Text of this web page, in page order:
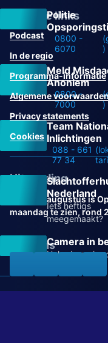
Politie
0800 -
6070
)
Meld
Anoniem
0800 -
7000
)
Team
Inlichtingen
088 - 661
77 34
Nederland
Iets heftigs
meegemaakt?
Camera in
Help de
Overige links
Podcast
In de regio
Programma-informatie
Algemene
Privacy statements
Cookies
Uitzending
Vanaf 31 augustus is
maandag te zien, rond
Volg ons